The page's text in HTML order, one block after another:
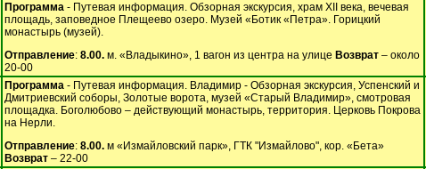
Программа - Путевая информация. Обзорная экскурсия, храм XII века, вечевая
площадь, заповедное Плещеево озеро. Музей «Ботик «Петра». Горицкий
монастырь (музей).
Отправление: 8.00. м. «Владыкино», 1 вагон из центра на улице Возврат – около
20-00
Программа - Путевая информация. Владимир - Обзорная экскурсия, Успенский и
Дмитриевский соборы, Золотые ворота, музей «Старый Владимир», смотровая
площадка. Боголюбово – действующий монастырь, территория. Церковь Покрова
на Нерли.
Отправление: 8.00. м «Измайловский парк», ГТК "Измайлово", кор. «Бета»
Возврат – 22-00